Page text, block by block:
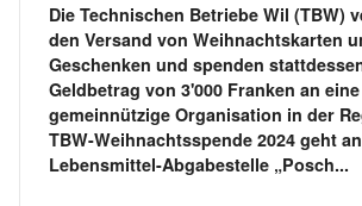
Die Technischen Betriebe Wil (TBW)
den Versand von Weihnachtskarten
Geschenken und spenden
Geldbetrag von 3'000 Franken an eine
gemeinnützige Organisation in der
TBW-Weihnachtsspende 2024 geht
Lebensmittel-Abgabestelle „Posch...